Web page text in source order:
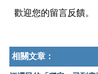
歡迎您的留言反饋。
相關文章：